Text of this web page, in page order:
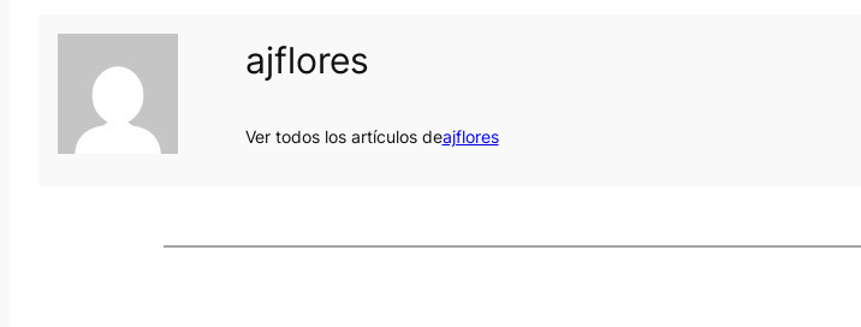
ajflores
Ver todos los artículos deajflores